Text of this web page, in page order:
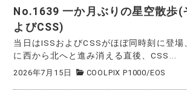
No.1639 一か月ぶりの星空散歩(
よびCSS)
当日はISSおよびCSSがほぼ同時刻に登
に西から北へと進み消える直後、CSS...
2026年7月15日 COOLPIX P1000/EOS